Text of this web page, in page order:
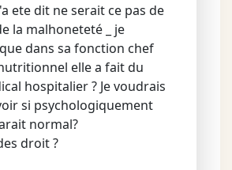
ete dit ne serait ce pas de
la malhoneteté _ je
dans sa fonction chef
elle a fait du
hospitalier ? Je voudrais
si psychologiquement
normal?
droit ?